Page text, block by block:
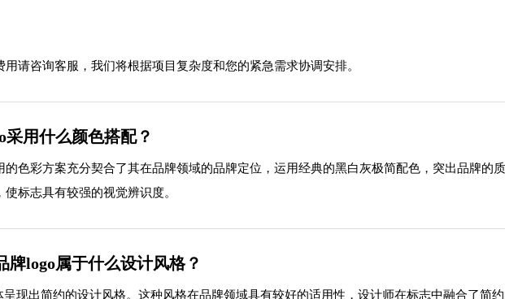
请咨询客服，我们将根据项目复杂度和您的紧急需求协调安排。
用什么颜色搭配？
色彩方案充分契合了其在品牌领域的品牌定位，运用经典的黑白灰极简配色，突出品牌的
标志具有较强的视觉辨识度。
牌logo属于什么设计风格？
现出简约的设计风格。这种风格在品牌领域具有较好的适用性，设计师在标志中融合了简